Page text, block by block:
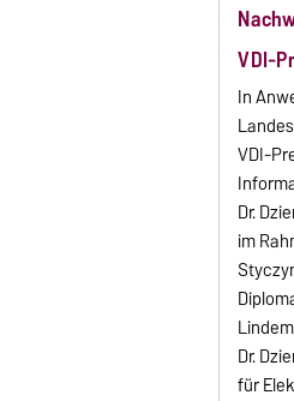
VDI-
In
VDI-
Dr.
im
Dr.
für